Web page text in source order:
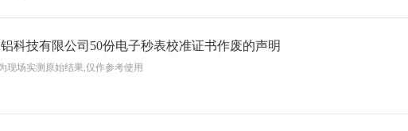
科技有限公司50份电⼦秒表校准证书作废的声明
现场实测原始结果,仅作参考使⽤